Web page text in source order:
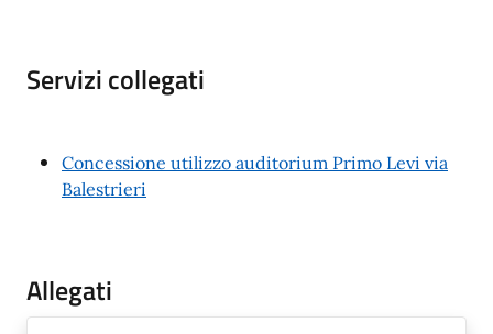
Servizi collegati
Concessione utilizzo auditorium Primo Levi via
Balestrieri
Allegati